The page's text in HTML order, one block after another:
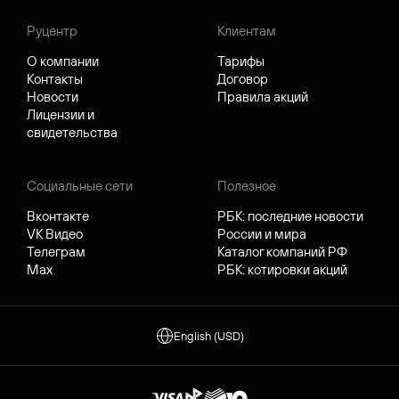
Руцентр
О компании
Контакты
Новости
Лицензии и
свидетельства
Клиентам
Тарифы
Договор
Правила акций
Социальные сети
Вконтакте
VK Видео
Телеграм
Max
Полезное
РБК: последние новости
России и мира
Каталог компаний РФ
РБК: котировки акций
English (USD)